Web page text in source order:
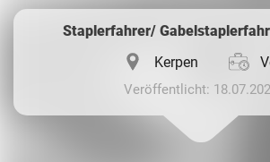
Staplerfahrer/
Kerpen
Veröffentlicht: